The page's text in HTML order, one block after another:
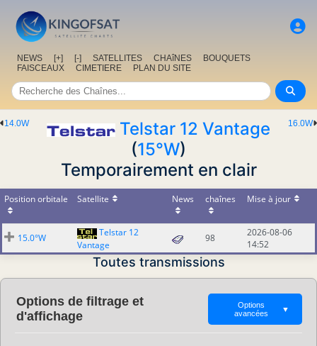
NEWS [+] [-] SATELLITES CHAîNES
BOUQUETS
FAISCEAUX
CIMETIERE PLAN DU SITE
16.0W
14.0W
Telstar 12 Vantage
(15°W)
Temporairement en clair
Position orbitale Satellite News chaînes Mise à jour
15.0°W
Telstar 12
Vantage
98
2026-08-06
14:52
Toutes transmissions
Options de filtrage et
d'affichage
Options
avancées
▼